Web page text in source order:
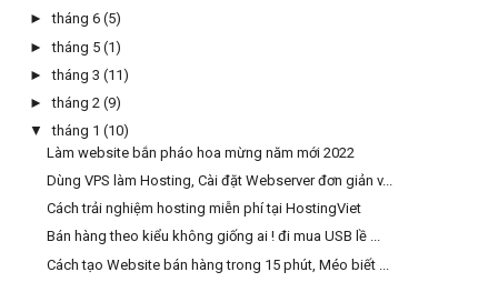
►tháng 6 (5)
►tháng 5 (1)
►tháng 3 (11)
►tháng 2 (9)
▼
tháng 1 (10)
Làm website bắn pháo hoa mừng năm mới 2022
Dùng VPS làm Hosting, Cài đặt Webserver đơn giản v...
Cách trải nghiệm hosting miễn phí tại HostingViet
Bán hàng theo kiểu không giống ai ! đi mua USB lề ...
Cách tạo Website bán hàng trong 15 phút, Méo biết ...